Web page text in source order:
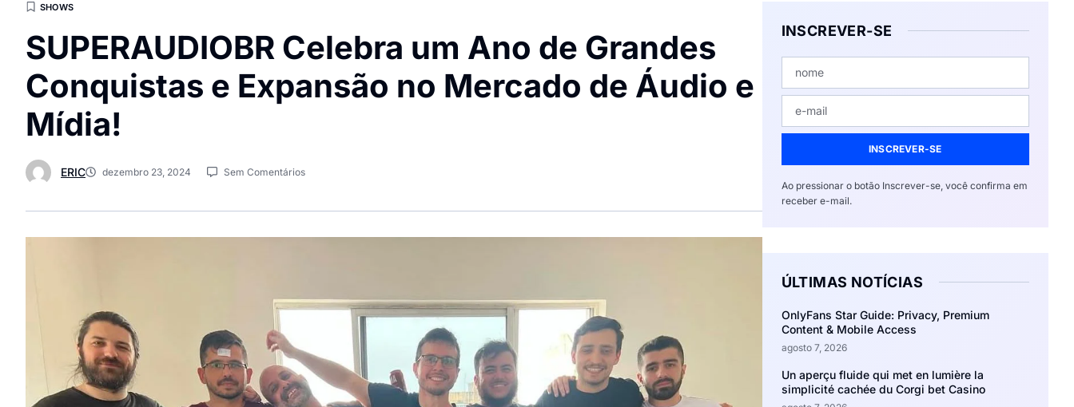
SHOWS
SUPERAUDIOBR Celebra um Ano de Grandes
Conquistas e Expansão no Mercado de Áudio e
Mídia!
ERIC dezembro 23, 2024 Sem Comentários
INSCREVER-SE
INSCREVER-SE
Ao pressionar o botão Inscrever-se, você confirma em
receber e-mail.
ÚLTIMAS NOTÍCIAS
OnlyFans Star Guide: Privacy, Premium
Content & Mobile Access
agosto 7, 2026
Un aperçu fluide qui met en lumière la
simplicité cachée du Corgi bet Casino